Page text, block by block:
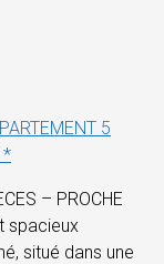
5
*
– PROCHE
spacieux
situé dans une